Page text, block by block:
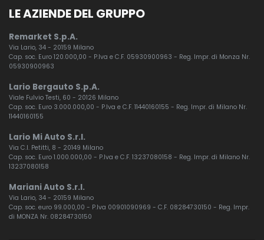
LE AZIENDE DEL GRUPPO
Remarket S.p.A.
Via Lario, 34 - 20159 Milano
Cap. soc. Euro 120.000,00 - P.Iva e C.F. 05930900963 - Reg. Impr. di Monza Nr.
05930900963
Lario Bergauto S.p.A.
Viale Fulvio Testi, 60 - 20126 Milano
Cap. soc. Euro 3.000.000,00 - P.Iva e C.F. 11440160155 - Reg. Impr. di Milano Nr.
11440160155
Lario Mi Auto S.r.l.
Via C.I. Petitti, 8 - 20149 Milano
Cap. soc. Euro 1.000.000,00 - P.Iva e C.F. 13237080158 - Reg. Impr. di Milano Nr.
13237080158
Mariani Auto S.r.l.
Via Lario, 34 - 20159 Milano
Cap. soc. euro 99.000,00 - P.Iva 00901090969 - C.F. 08284730150 - Reg. Impr.
di MONZA Nr. 08284730150